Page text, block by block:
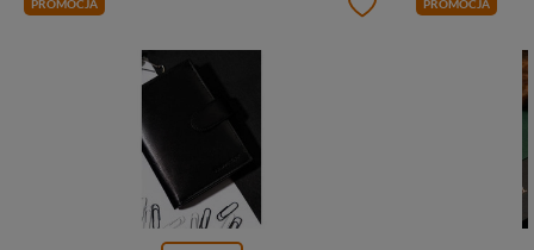
PROMOCJA PROMOCJA